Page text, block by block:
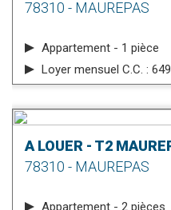
78310 - MAUREPAS
Appartement - 1 pièce
Loyer mensuel C.C. :
A LOUER - T2
78310 - MAUREPAS
Appartement - 2 pièces